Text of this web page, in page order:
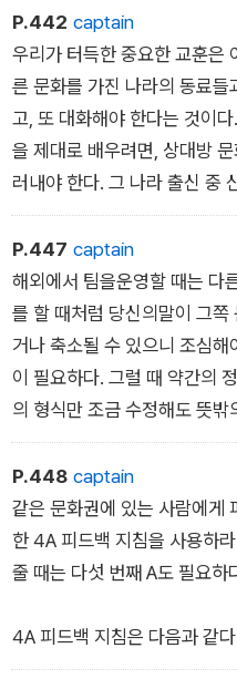
다고 말할 수는 없다. 예를 들
인 방식으로 지적하면 미국인
정적 피드백을 많이 끼워 넣
서는 불필요하고 심지어 성의
이처럼 나라마다 피드백을 주
P.442 captain
우리가 터득한 중요한 교훈은
른 문화를 가진 나라의 동료
고, 또 대화해야 한다는 것이
을 제대로 배우려면, 상대방
러내야 한다. 그 나라 출신 중
보라. ˝저의 메시지가 좀 거칠
떤 식으로 하죠?˝ 질문을 자주
드백은 더욱 세련되어질 것이
P.447 captain
해외에서 팀을운영할 때는 다
를 할 때처럼 당신의말이 그쪽
거나 축소될 수 있으니 조심
이 필요하다. 그럴 때 약간의
의 형식만 조금 수정해도 뜻
P.448 captain
같은 문화권에 있는 사람에게
한 4A 피드백 지침을 사용하
줄 때는 다섯 번째 A도 필요하
4A 피드백 지침은 다음과 같